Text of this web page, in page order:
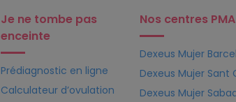
Je ne tombe pas
enceinte
Prédiagnostic en ligne
Calculateur d’ovulation
Nos centres PMA
Dexeus Mujer
Dexeus Mujer Sant
Dexeus Mujer